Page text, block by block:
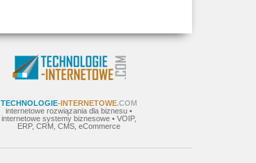
TECHNOLOGIE-INTERNETOWE.COM
internetowe rozwiązania dla biznesu •
internetowe systemy biznesowe • VOIP,
ERP, CRM, CMS, eCommerce